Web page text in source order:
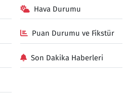
Hava Durumu
Puan Durumu ve Fikstür
Son Dakika Haberleri